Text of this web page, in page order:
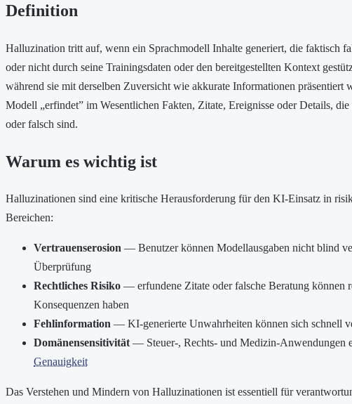
Definition
Halluzination tritt auf, wenn ein Sprachmodell Inhalte generiert, die faktisch
oder nicht durch seine Trainingsdaten oder den bereitgestellten Kontext
während sie mit derselben Zuversicht wie akkurate Informationen präsentiert
Modell „erfindet” im Wesentlichen Fakten, Zitate, Ereignisse oder Details,
oder falsch sind.
Warum es wichtig ist
Halluzinationen sind eine kritische Herausforderung für den KI-Einsatz in
Bereichen:
Vertrauenserosion — Benutzer können Modellausgaben nicht blind
Überprüfung
Rechtliches Risiko — erfundene Zitate oder falsche Beratung können
Konsequenzen haben
Fehlinformation — KI-generierte Unwahrheiten können sich schnell
Domänensensitivität— Steuer-, Rechts- und Medizin-Anwendungen
Genauigkeit
Das Verstehen und Mindern von Halluzinationen ist essentiell für